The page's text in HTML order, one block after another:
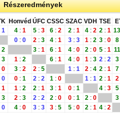
Részeredmények
Honvéd ÚFC CSSC SZAC VDH TSE
1 4 : 1 5 : 3 6 : 2 2 : 1 4 : 2 2 : 1 13
0 : 0 2 : 3 4 : 1 3 : 3 1 : 2 3 : 0 8
2 3 : 1 6 : 1 4 : 0 2 : 0 5 : 1 11
3 1 : 2 6 : 1 4 : 0 1 : 3 2 : 2 3
0 3 : 2 2 : 5 1 : 1 2 : 4 2 : 1 7
0 0 : 1 2 : 2 1 : 0 1 : 1 2 : 1 2
1 1 : 2 2 : 1 3 : 1 0 : 1 4 : 3 5
3 2 : 3 2 : 2 2 : 0 0 : 1 2 : 0 3
0 4 : 0 3 : 3 3 : 5 5 : 0 2 : 1 4 : 2